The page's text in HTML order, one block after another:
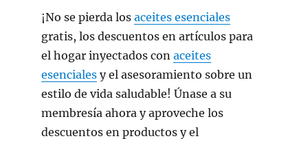
¡No se pierda los aceites esenciales
gratis, los descuentos en artículos para
el hogar inyectados con aceites
esenciales y el asesoramiento sobre un
estilo de vida saludable! Únase a su
membresía ahora y aproveche los
descuentos en productos y el